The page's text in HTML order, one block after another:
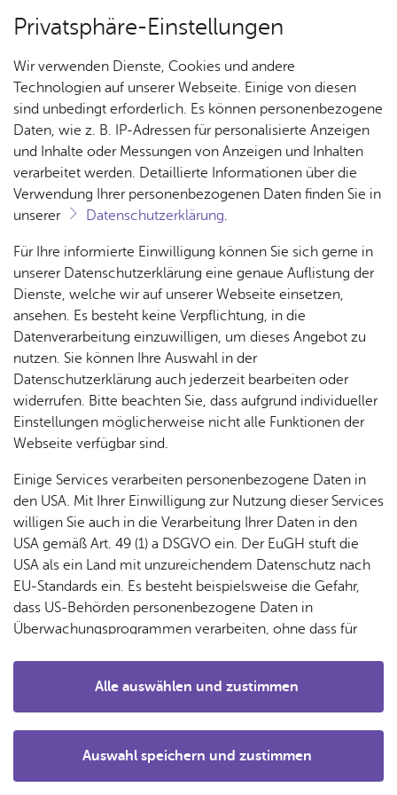
Über­sicht Bür­ger & Stadt
Rat­
haus &
Bür­
ger­
ser­vice
Rat­
häu­ser
& Orts­
ver­
wal­
Ämter
A–Z
Diens
t­leis­
tun­gen
A–Z
For­
Nach­
rich­
ten,
Vi­de­os
& Bil­
der
Me­di­
en­in­
for­ma­
tio­nen
fent­li­
che
Be­
kannt­
ma­
chun­
& TV
Pres­se
Jobs
Stel­
len­an­
ge­bo­te
Aus­bil­
dung &
Stu­di­
um
Bil­
dung
& Be­
treu­
ung
Potz­
be­
treu­
ung
Schu­
len
Bauen
& Um­
welt
Geo­
da­ten
& 3D-
Stadt­
Bau­
stel­len
& Um­
lei­tun­
Um­
welt &
Kli­ma­
Sa­nie­
ren &
bi­li­en
Stadt­
Ge­
sund­
heit &
kum
Ärzte &
Apo­
Fa­mi­lie
& Kin­
der
Se­nio­
ren
Woh­
nen
re­frei
Pfle­ge
& Un­
ter­stüt­
zung
Hof­lä­den
Obst­hof Knob­lauch mit SB
Au­to­mat
Vor­le­sen
Früchte, Fleisch, Wurst, Allgäuer Käse, Säfte & Getränke,
Aufstriche
Kon­takt
Obst­hof Knob­lauch mit SB Au­to­mat
Jä­ger­haus 1
88048Fried­richs­ha­fen
obst­hof@­‍­knoblauch-fn.­‍­de
Zur Web­site
Rou­ten­pla­ner star­ten
Privatsphäre-Einstellungen
Wir verwenden Dienste, Cookies und andere
Technologien auf unserer Webseite. Einige von diesen
sind unbedingt erforderlich. Es können personenbezogene
Daten, wie z. B. IP-Adressen für personalisierte Anzeigen
und Inhalte oder Messungen von Anzeigen und Inhalten
verarbeitet werden. Detaillierte Informationen über die
Verwendung Ihrer personenbezogenen Daten finden Sie in
unserer
Datenschutzerklärung.
Für Ihre informierte Einwilligung können Sie sich gerne in
unserer Datenschutzerklärung eine genaue Auflistung der
Dienste, welche wir auf unserer Webseite einsetzen,
ansehen. Es besteht keine Verpflichtung, in die
Datenverarbeitung einzuwilligen, um dieses Angebot zu
nutzen. Sie können Ihre Auswahl in der
Datenschutzerklärung auch jederzeit bearbeiten oder
widerrufen. Bitte beachten Sie, dass aufgrund individueller
Einstellungen möglicherweise nicht alle Funktionen der
Webseite verfügbar sind.
Einige Services verarbeiten personenbezogene Daten in
den USA. Mit Ihrer Einwilligung zur Nutzung dieser Services
willigen Sie auch in die Verarbeitung Ihrer Daten in den
USA gemäß Art. 49 (1) a DSGVO ein. Der EuGH stuft die
USA als ein Land mit unzureichendem Datenschutz nach
EU-Standards ein. Es besteht beispielsweise die Gefahr,
dass US-Behörden personenbezogene Daten in
Überwachungsprogrammen verarbeiten, ohne dass für
Auswahl speichern und zustimmen
Alle auswählen und zustimmen